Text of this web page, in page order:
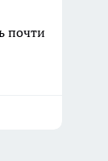
почти